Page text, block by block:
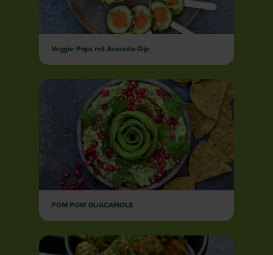
Veggie-Pops mit Avocado-Dip
POM POM GUACAMOLE